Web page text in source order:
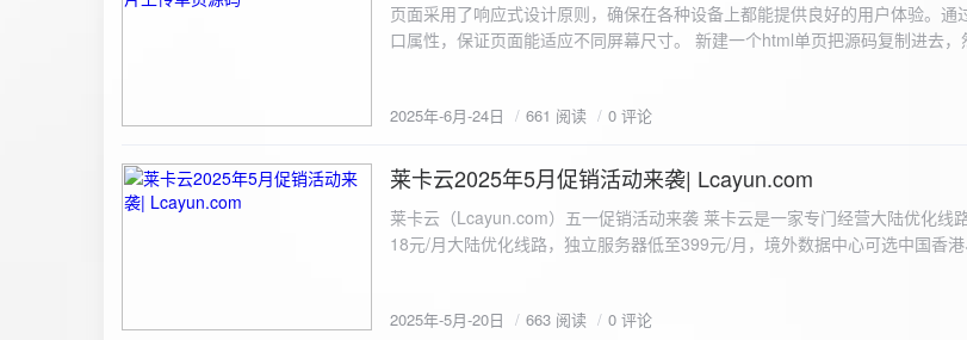
页面采用了响应式设计原则，确保在各种设备上都能提供良好的用户体验。
口属性，保证页面能适应不同屏幕尺寸。 新建一个html单页把源码复制进去
重置默认样式 */ * { margin: 0; padding: 0; box-sizing: border-box; } /* 设置页面的字体和添加背景图片 */
center fixed; /* 使用服务器上的路径 */ background-size: cover; /* 保证背景图片覆盖整个视窗 */ color:
#333; display: flex; justify-content: center; align-items: center; min-height: 100vh; margin: 0; } /* 容器样
式 */ .container { background-color: rgba(255, 255, 255, 0.9); /* 使用半透明白色背景，以便在图片背景
上更清晰地显示内容 */ padding: 30px; border-radius: 8px; box-shadow: 0 4px 8px rgba(0, 0, 0, 0.1);
padding: 8px; background-color: #f7f7f7; border: 1px solid #ccc; border-radius: 4px; font-size: 16px;
2025年-6月-24日 661 阅读 0 评论
2025-5-20
莱卡云2025年5月促销活动来袭| Lcayun.com
莱卡云（Lcayun.com）五一促销活动来袭 莱卡云是一家专门经营大陆优化线路的服务商，云服务器低至
18元/月大陆优化线路，独立服务器低至399元/月，境外数据中心可选中国香
https://www.lcayun.com/actcloud.html
2025年-5月-20日 663 阅读 0 评论